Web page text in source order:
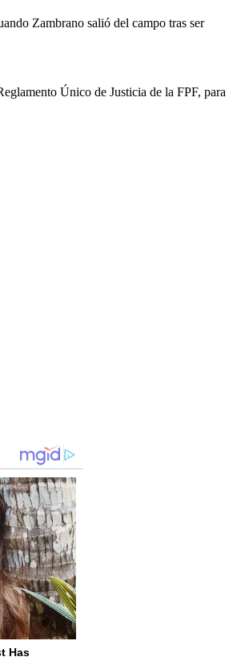
Zambrano salió del campo tras ser
Único de Justicia de la FPF, para